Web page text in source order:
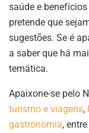
saúde e
pretende que
sugestões. Se é
a saber que há
temática.
Apaixone-se pelo
turismo e viagens,
gastronomia,